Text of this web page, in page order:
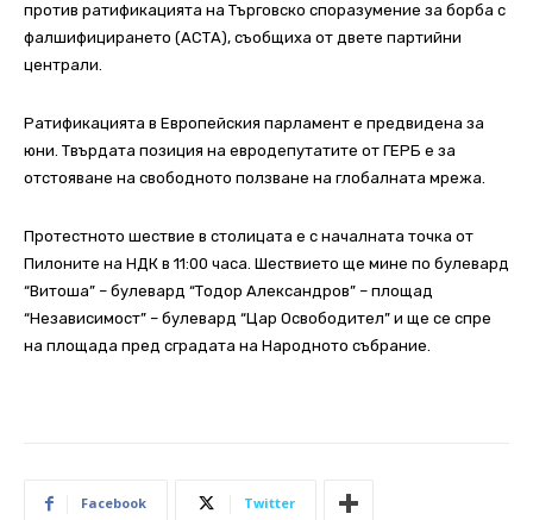
против ратификацията на Търговско споразумение за борба с
фалшифицирането (АСТА), съобщиха от двете партийни
централи.
Ратификацията в Европейския парламент е предвидена за
юни. Твърдата позиция на евродепутатите от ГЕРБ е за
отстояване на свободното ползване на глобалната мрежа.
Протестното шествие в столицата е с началната точка от
Пилоните на НДК в 11:00 часа. Шествието ще мине по булевард
“Витоша” – булевард “Тодор Александров” – площад
“Независимост” – булевард “Цар Освободител” и ще се спре
на площада пред сградата на Народното събрание.
Facebook Twitter